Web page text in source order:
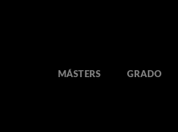
MÁSTERS GRADO